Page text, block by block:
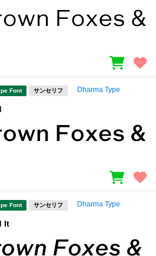
Font サンセリフ Dharma Type
Font サンセリフ Dharma Type
It